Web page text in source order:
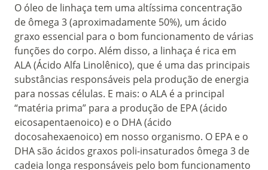
O óleo de linhaça tem uma altíssima concentração
de ômega 3 (aproximadamente 50%), um ácido
graxo essencial para o bom funcionamento de várias
funções do corpo. Além disso, a linhaça é rica em
ALA (Ácido Alfa Linolênico), que é uma das principais
substâncias responsáveis pela produção de energia
para nossas células. E mais: o ALA é a principal
“matéria prima” para a produção de EPA (ácido
eicosapentaenoico) e o DHA (ácido
docosahexaenoico) em nosso organismo. O EPA e o
DHA são ácidos graxos poli-insaturados ômega 3 de
cadeia longa responsáveis pelo bom funcionamento